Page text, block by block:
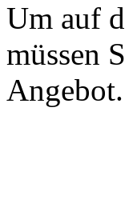
Um auf
müssen
Angebot.